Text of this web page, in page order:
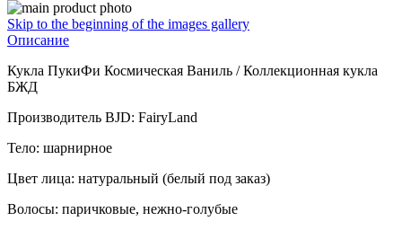
Skip to the beginning of the images gallery
Описание
Кукла ПукиФи Космическая Ваниль / Коллекционная кукла
БЖД
Производитель BJD: FairyLand
Тело: шарнирное
Цвет лица: натуральный (белый под заказ)
Волосы: паричковые, нежно-голубые